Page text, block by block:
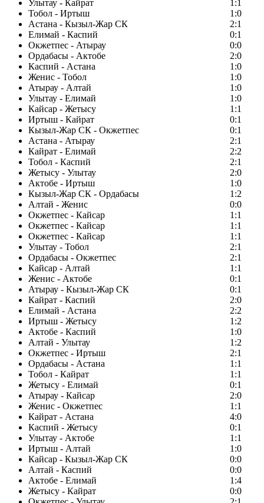
Улытау - Кайрат
1:1
Тобол - Иртыш
1:0
Астана - Кызыл-Жар СК
2:1
Елимай - Каспий
0:1
Окжетпес - Атырау
0:0
Ордабасы - Актобе
2:0
Каспий - Астана
1:0
Женис - Тобол
1:0
Атырау - Алтай
1:0
Улытау - Елимай
1:0
Кайсар - Жетысу
1:1
Иртыш - Кайрат
0:1
Кызыл-Жар СК - Окжетпес
0:1
Астана - Атырау
2:1
Кайрат - Елимай
2:2
Тобол - Каспий
2:1
Жетысу - Улытау
2:0
Актобе - Иртыш
1:0
Кызыл-Жар СК - Ордабасы
1:2
Алтай - Женис
0:0
Окжетпес - Кайсар
1:1
Окжетпес - Кайсар
1:1
Окжетпес - Кайсар
1:1
Улытау - Тобол
2:1
Ордабасы - Окжетпес
2:1
Кайсар - Алтай
1:1
Женис - Актобе
0:1
Атырау - Кызыл-Жар СК
0:1
Кайрат - Каспий
2:0
Елимай - Астана
2:2
Иртыш - Жетысу
1:2
Актобе - Каспий
1:0
Алтай - Улытау
1:2
Окжетпес - Иртыш
2:1
Ордабасы - Астана
1:1
Тобол - Кайрат
1:1
Жетысу - Елимай
0:1
Атырау - Кайсар
2:0
Женис - Окжетпес
1:1
Кайрат - Астана
4:0
Каспий - Жетысу
0:1
Улытау - Актобе
1:1
Иртыш - Алтай
1:0
Кайсар - Кызыл-Жар СК
0:0
Алтай - Каспий
0:0
Актобе - Елимай
1:4
Жетысу - Кайрат
0:0